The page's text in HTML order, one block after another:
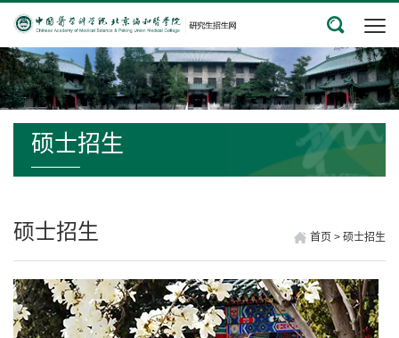
硕士招生
硕士招生 首页 > 硕士招生